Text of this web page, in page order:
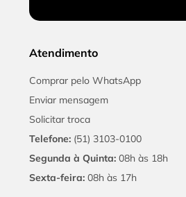
Atendimento
Comprar pelo WhatsApp
Enviar mensagem
Solicitar troca
Telefone: (51) 3103-0100
Segunda à Quinta: 08h às 18h
Sexta-feira: 08h às 17h